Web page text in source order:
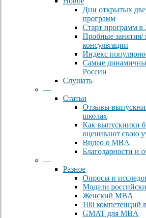
Дни открытых
программ
Старт программ в
Пробные
консультации
Индекс
Самые
России
Слушать
—
Статьи
Отзывы
школах
Как выпускники
оценивают свою
Видео о MBA
Благодарности и
—
Разное
Опросы и
Модели
Женский MBA
100 компетенций
GMAT для MBA